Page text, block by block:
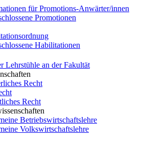
für Promotions-Anwärter/innen
Promotionen
Habilitationen
Lehrstühle an der Fakultät
Recht
Recht
Betriebswirtschaftslehre
Volkswirtschaftslehre